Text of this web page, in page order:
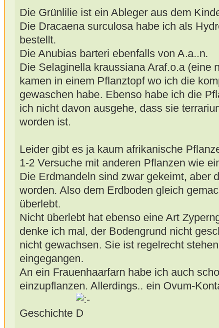
Die Grünlilie ist ein Ableger aus dem
Die Dracaena surculosa habe ich als
bestellt.
Die Anubias barteri ebenfalls von A.a..n.
Die Selaginella kraussiana Araf.o.a (eine
kamen in einem Pflanztopf wo ich die
gewaschen habe. Ebenso habe ich die
ich nicht davon ausgehe, dass sie
worden ist.
Leider gibt es ja kaum afrikanische
1-2 Versuche mit anderen Pflanzen wie
Die Erdmandeln sind zwar gekeimt, aber
worden. Also dem Erdboden gleich
überlebt.
Nicht überlebt hat ebenso eine Art
denke ich mal, der Bodengrund nicht
nicht gewachsen. Sie ist regelrecht
eingegangen.
An ein Frauenhaarfarn habe ich auch
einzupflanzen. Allerdings.. ein Ovum-
Geschichte